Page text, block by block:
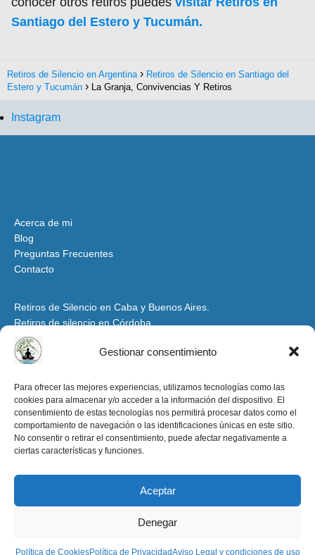
Gestionar consentimiento
Para ofrecer las mejores experiencias, utilizamos tecnologías como las
cookies para almacenar y/o acceder a la información del dispositivo. El
consentimiento de estas tecnologías nos permitirá procesar datos como el
comportamiento de navegación o las identificaciones únicas en este sitio.
No consentir o retirar el consentimiento, puede afectar negativamente a
ciertas características y funciones.
Aceptar
Denegar
Política de CookiesPolítica de PrivacidadAviso Legal y condiciones de uso
Santiago del Estero y Tucumán.
Retiros de Silencio en Argentina
Retiros de Silencio en Santiago del
Estero y Tucumán
La Granja, Convivencias Y Retiros
Instagram
Acerca de mi
Blog
Preguntas Frecuentes
Contacto
Retiros de Silencio en Caba y Buenos Aires.
Retiros de silencio en Córdoba
Retiros de Silencio y Espiritualidad en Mendoza
Retiros de Silencio en Santiago del Estero y Tucumán
Retiros de Silencio y Espiritualidad en la Patagonia
Retiros de Silencio en Salta y Jujuy
Aviso Legal y condiciones de uso
Política de Privacidad
retirosdesilencioenargentina.org -2025